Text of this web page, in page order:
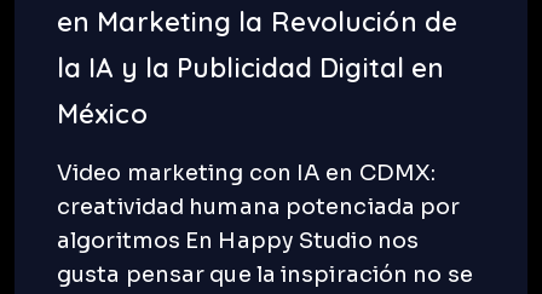
en Marketing la Revolución de
la IA y la Publicidad Digital en
México
Video marketing con IA en CDMX:
creatividad humana potenciada por
algoritmos En Happy Studio nos
gusta pensar que la inspiración no se